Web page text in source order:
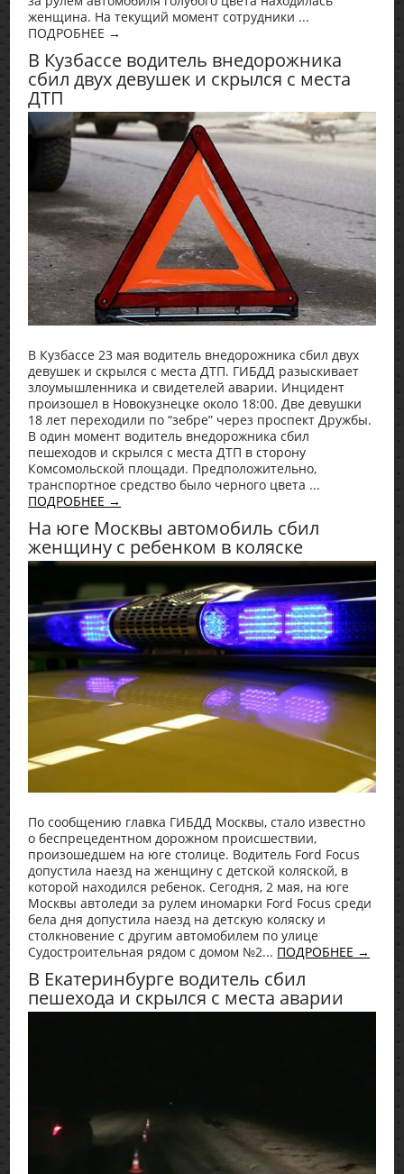
женщина. На текущий момент сотрудники ...
ПОДРОБНЕЕ →
В Кузбассе водитель внедорожника
сбил двух девушек и скрылся с места
ДТП
В Кузбассе 23 мая водитель внедорожника сбил двух
девушек и скрылся с места ДТП. ГИБДД разыскивает
злоумышленника и свидетелей аварии. Инцидент
произошел в Новокузнецке около 18:00. Две девушки
18 лет переходили по “зебре” через проспект Дружбы.
В один момент водитель внедорожника сбил
пешеходов и скрылся с места ДТП в сторону
Комсомольской площади. Предположительно,
транспортное средство было черного цвета ...
ПОДРОБНЕЕ →
На юге Москвы автомобиль сбил
женщину с ребенком в коляске
По сообщению главка ГИБДД Москвы, стало известно
о беспрецедентном дорожном происшествии,
произошедшем на юге столице. Водитель Ford Focus
допустила наезд на женщину с детской коляской, в
которой находился ребенок. Сегодня, 2 мая, на юге
Москвы автоледи за рулем иномарки Ford Focus среди
бела дня допустила наезд на детскую коляску и
столкновение с другим автомобилем по улице
Судостроительная рядом с домом №2... ПОДРОБНЕЕ →
В Екатеринбурге водитель сбил
пешехода и скрылся с места аварии